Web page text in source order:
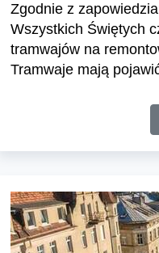
Zgodnie z
Wszystkich Świętych
tramwajów na
Tramwaje mają